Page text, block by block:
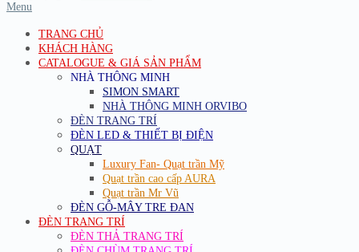
Menu
TRANG CHỦ
KHÁCH HÀNG
CATALOGUE & GIÁ SẢN PHẨM
NHÀ THÔNG MINH
SIMON SMART
NHÀ THÔNG MINH ORVIBO
ĐÈN TRANG TRÍ
ĐÈN LED & THIẾT BỊ ĐIỆN
QUẠT
Luxury Fan- Quạt trần Mỹ
Quạt trần cao cấp AURA
Quạt trần Mr Vũ
ĐÈN GỖ-MÂY TRE ĐAN
ĐÈN TRANG TRÍ
ĐÈN THẢ TRANG TRÍ